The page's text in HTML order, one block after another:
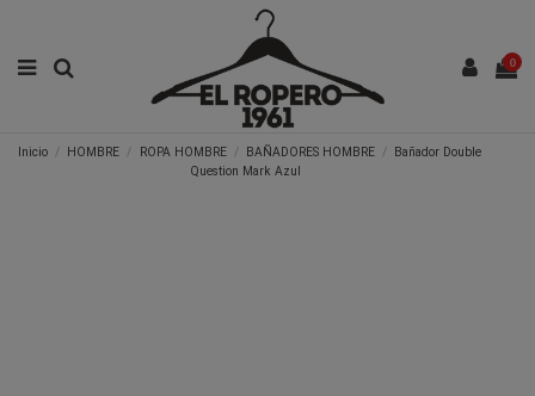
0
Inicio HOMBRE ROPA HOMBRE BAÑADORES HOMBRE
Bañador Double
Question Mark Azul